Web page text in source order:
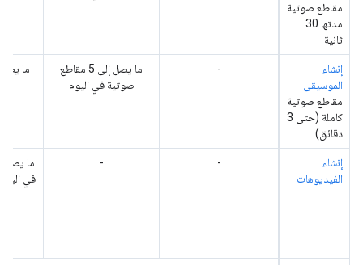
مقاطع صوتية
مدتها 30
ثانية
إنشاء
الموسيقى
مقاطع صوتية
كاملة (حتى 3
دقائق)
-
ما يصل إلى 5 مقاطع
صوتية في اليوم
إنشاء
الفيديوهات
-
-